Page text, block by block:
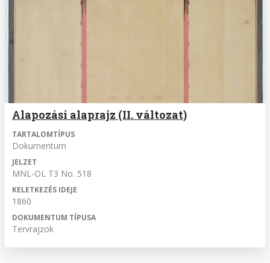
Alapozási alaprajz (II. változat)
TARTALOMTÍPUS
Dokumentum
JELZET
MNL-OL T3 No. 518
KELETKEZÉS IDEJE
1860
DOKUMENTUM TÍPUSA
Tervrajzok